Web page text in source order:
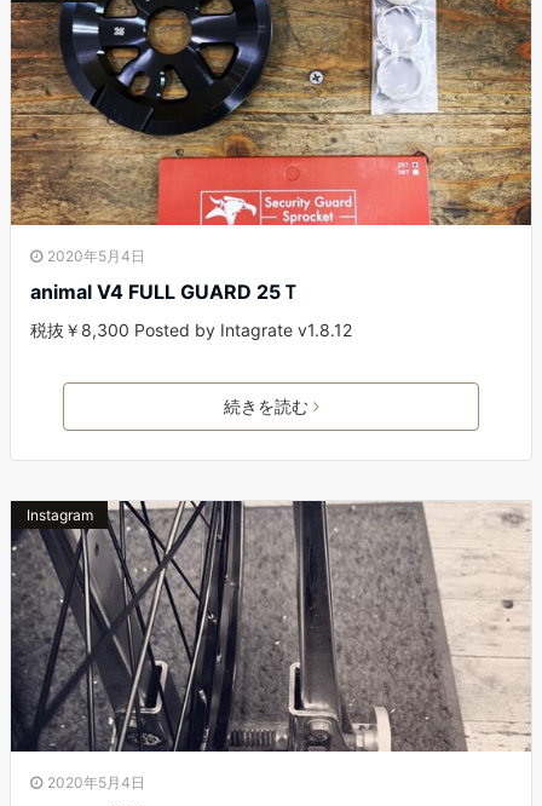
2020年5月4日
animal V4 FULL GUARD 25Ｔ
税抜￥8,300 Posted by Intagrate v1.8.12
続きを読む
Instagram
2020年5月4日